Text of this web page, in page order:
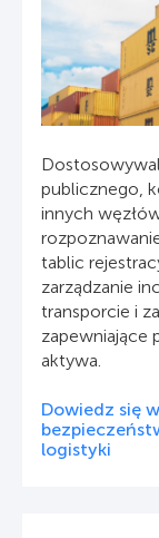
publicznego,
innych
tablic
zarządzanie
transporcie i
zapewniające
aktywa.
Dowiedz się
logistyki